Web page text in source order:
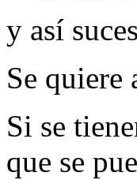
y así
Se quiere
Si se
que se